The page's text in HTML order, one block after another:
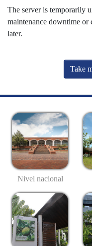
The server is temporarily
maintenance downtime or
later.
Take
Nivel nacional